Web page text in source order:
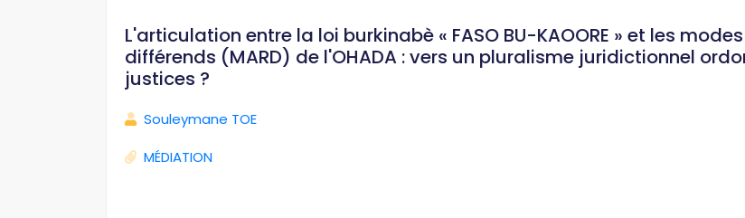
L'articulation entre la loi burkinabè « FASO BU-KAOORE » et les
différends (MARD) de l'OHADA : vers un pluralisme juridictionnel
justices ?
Souleymane TOE
MÉDIATION